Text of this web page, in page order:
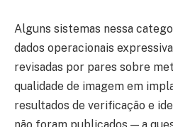
Alguns sistemas nessa
dados operacionais
revisadas por pares sobre
qualidade de imagem em
resultados de verificação e